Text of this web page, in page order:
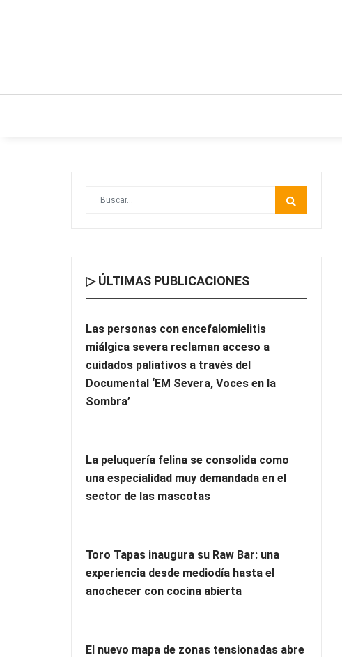
▷ ÚLTIMAS PUBLICACIONES
Las personas con encefalomielitis
miálgica severa reclaman acceso a
cuidados paliativos a través del
Documental ‘EM Severa, Voces en la
Sombra’
La peluquería felina se consolida como
una especialidad muy demandada en el
sector de las mascotas
Toro Tapas inaugura su Raw Bar: una
experiencia desde mediodía hasta el
anochecer con cocina abierta
El nuevo mapa de zonas tensionadas abre